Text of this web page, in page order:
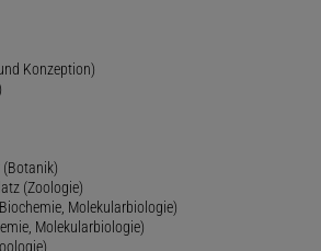
Konzeption)
(Botanik)
(Zoologie)
Molekularbiologie)
Molekularbiologie)